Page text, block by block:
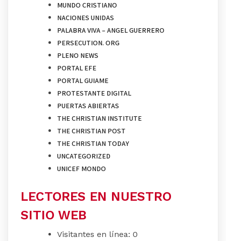
MUNDO CRISTIANO
NACIONES UNIDAS
PALABRA VIVA – ANGEL GUERRERO
PERSECUTION. ORG
PLENO NEWS
PORTAL EFE
PORTAL GUIAME
PROTESTANTE DIGITAL
PUERTAS ABIERTAS
THE CHRISTIAN INSTITUTE
THE CHRISTIAN POST
THE CHRISTIAN TODAY
UNCATEGORIZED
UNICEF MONDO
LECTORES EN NUESTRO
SITIO WEB
Visitantes en línea: 0